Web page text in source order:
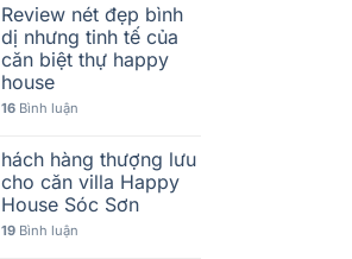
Review nét đẹp bình
dị nhưng tinh tế của
căn biệt thự happy
house
16Bình luận
hách hàng thượng lưu
cho căn villa Happy
House Sóc Sơn
19Bình luận